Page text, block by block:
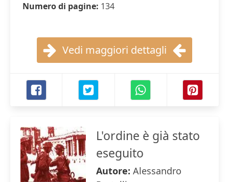
Numero di pagine: 134
Vedi maggiori dettagli
L'ordine è già stato
eseguito
Autore: Alessandro